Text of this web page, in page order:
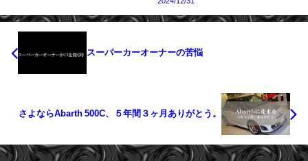
スーパーカーオーナーの苦悩
さよならAbarth 500C、５年間３ヶ月ありがとう。